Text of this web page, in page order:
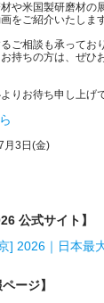
や米国製研磨材の
をご紹介いたします
ご相談も承ってお
持ちの方は、ぜひ
りお待ち申し上げ
月3日(金)
公式サイト】
] 2026｜日本最
ージ】